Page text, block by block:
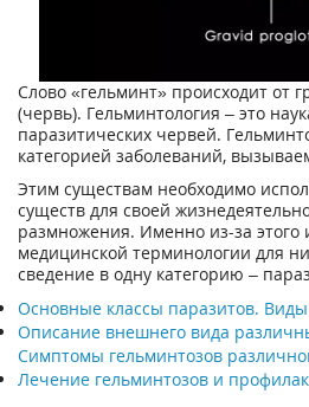
Слово «гельминт» происходит от
(червь). Гельминтология – это
паразитических червей.
категорией заболеваний,
Этим существам необходимо
существ для своей
размножения. Именно из-за этого
медицинской терминологии для
сведение в одну категорию –
Основные классы паразитов.
Описание внешнего вида
Симптомы гельминтозов
Лечение гельминтозов и